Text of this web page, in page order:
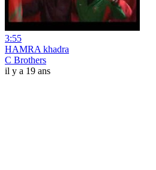
3:55
HAMRA khadra
C Brothers
il y a 19 ans